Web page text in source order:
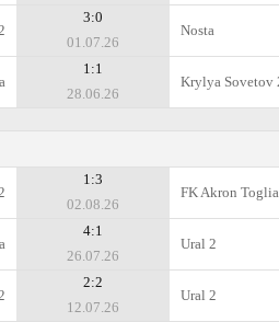
3:0
01.07.26
Nosta
1:1
28.06.26
Krylya Sovetov
1:3
02.08.26
FK Akron
4:1
26.07.26
Ural 2
2:2
12.07.26
Ural 2